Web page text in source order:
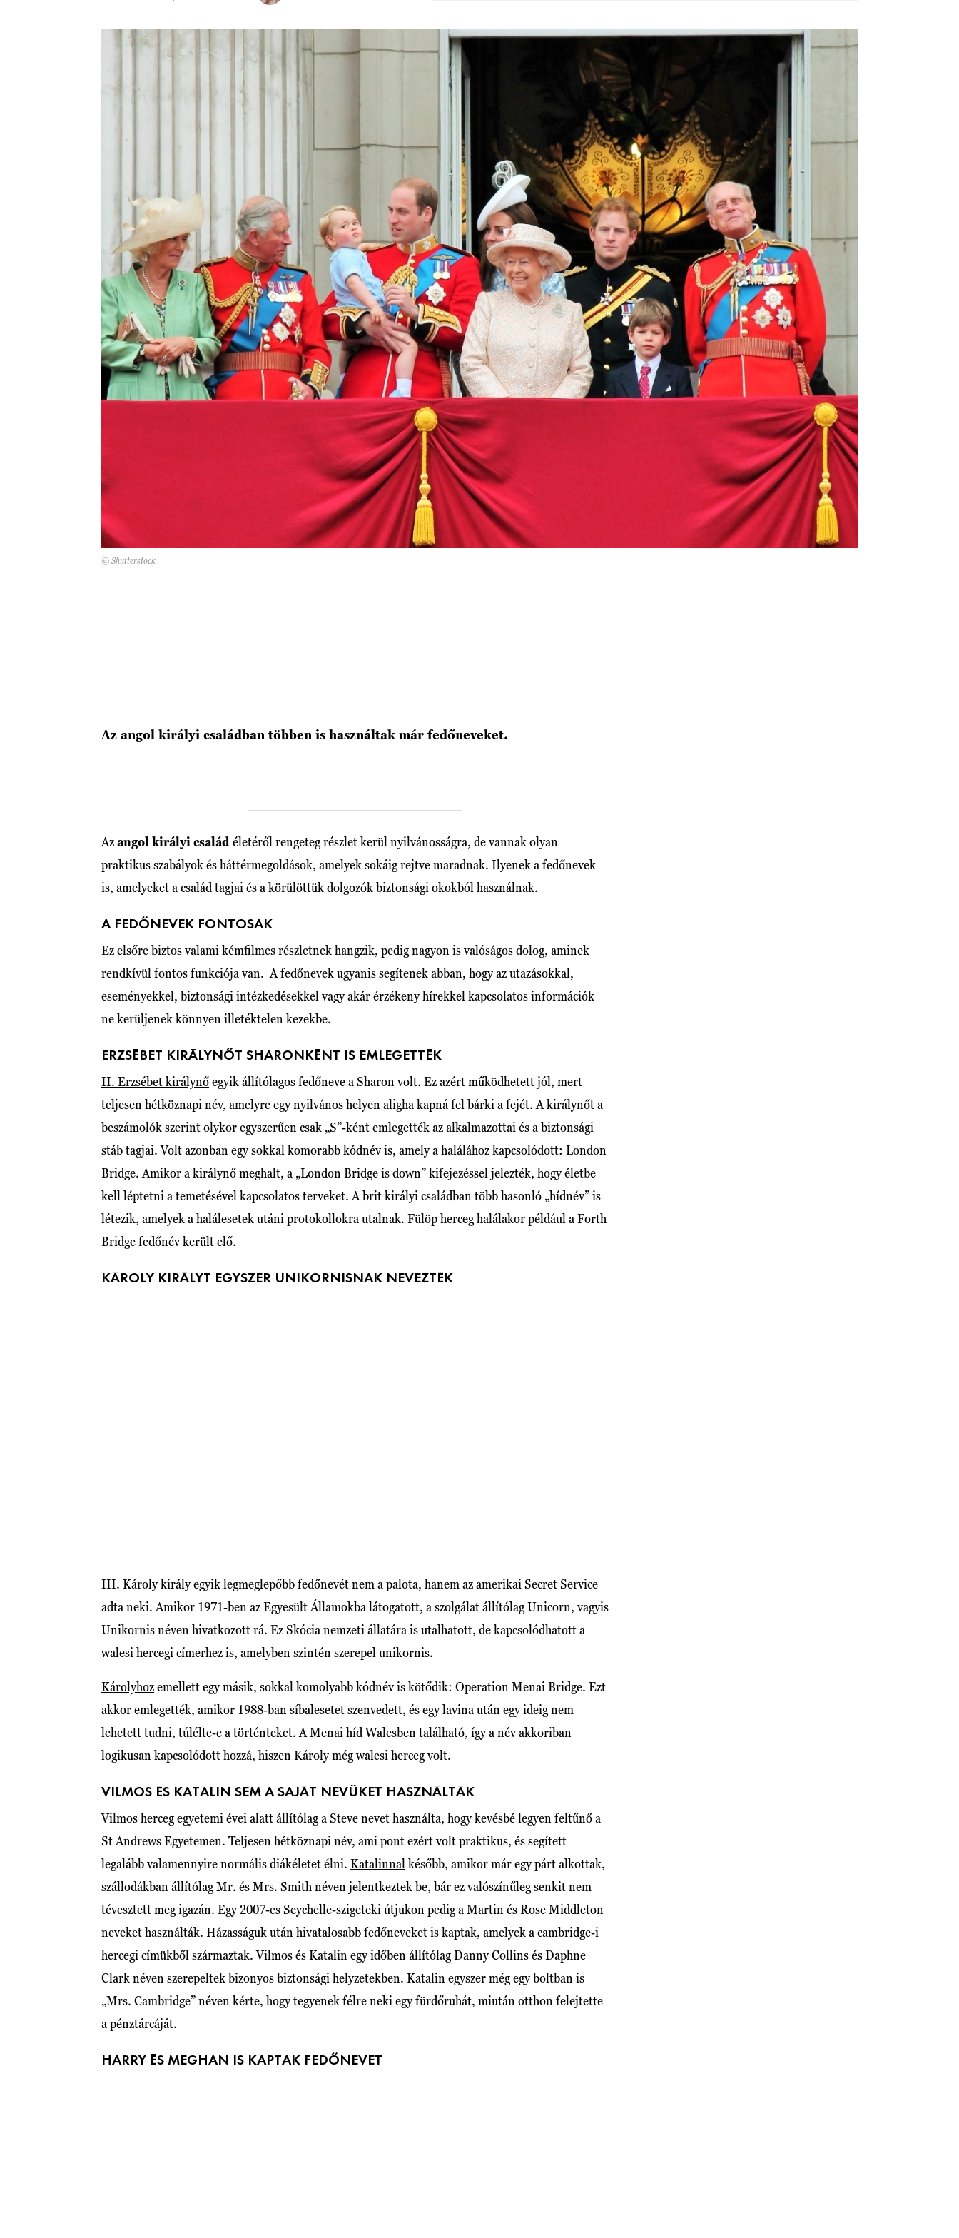
© Shutterstock
Az angol királyi családban többen is használtak már fedőneveket.
Azangol királyi család életéről rengeteg részlet kerül nyilvánosságra, de vannak olyan
praktikus szabályok és háttérmegoldások, amelyek sokáig rejtve maradnak. Ilyenek a fedőnevek
is, amelyeket a család tagjai és a körülöttük dolgozók biztonsági okokból használnak.
A FEDŐNEVEK FONTOSAK
Ez elsőre biztos valami kémfilmes részletnek hangzik, pedig nagyon is valóságos dolog, aminek
rendkívül fontos funkciója van. A fedőnevek ugyanis segítenek abban, hogy az utazásokkal,
eseményekkel, biztonsági intézkedésekkel vagy akár érzékeny hírekkel kapcsolatos információk
ne kerüljenek könnyen illetéktelen kezekbe.
ERZSÉBET KIRÁLYNŐT SHARONKÉNT IS EMLEGETTÉK
II. Erzsébet királynőegyik állítólagos fedőneve a Sharon volt. Ez azért működhetett jól, mert
teljesen hétköznapi név, amelyre egy nyilvános helyen aligha kapná fel bárki a fejét. A királynőt a
beszámolók szerint olykor egyszerűen csak „S”-ként emlegették az alkalmazottai és a biztonsági
stáb tagjai. Volt azonban egy sokkal komorabb kódnév is, amely a halálához kapcsolódott: London
Bridge. Amikor a királynő meghalt, a „London Bridge is down” kifejezéssel jelezték, hogy életbe
kell léptetni a temetésével kapcsolatos terveket. A brit királyi családban több hasonló „hídnév” is
létezik, amelyek a halálesetek utáni protokollokra utalnak. Fülöp herceg halálakor például a Forth
Bridge fedőnév került elő.
KÁROLY KIRÁLYT EGYSZER UNIKORNISNAK NEVEZTÉK
III. Károly király egyik legmeglepőbb fedőnevét nem a palota, hanem az amerikai Secret Service
adta neki. Amikor 1971-ben az Egyesült Államokba látogatott, a szolgálat állítólag Unicorn, vagyis
Unikornis néven hivatkozott rá. Ez Skócia nemzeti állatára is utalhatott, de kapcsolódhatott a
walesi hercegi címerhez is, amelyben szintén szerepel unikornis.
Károlyhozemellett egy másik, sokkal komolyabb kódnév is kötődik: Operation Menai Bridge. Ezt
akkor emlegették, amikor 1988-ban síbalesetet szenvedett, és egy lavina után egy ideig nem
lehetett tudni, túlélte-e a történteket. A Menai híd Walesben található, így a név akkoriban
logikusan kapcsolódott hozzá, hiszen Károly még walesi herceg volt.
VILMOS ÉS KATALIN SEM A SAJÁT NEVÜKET HASZNÁLTÁK
Vilmos herceg egyetemi évei alatt állítólag a Steve nevet használta, hogy kevésbé legyen feltűnő a
St Andrews Egyetemen. Teljesen hétköznapi név, ami pont ezért volt praktikus, és segített
legalább valamennyire normális diákéletet élni. Katalinnal később, amikor már egy párt alkottak,
szállodákban állítólag Mr. és Mrs. Smith néven jelentkeztek be, bár ez valószínűleg senkit nem
tévesztett meg igazán. Egy 2007-es Seychelle-szigeteki útjukon pedig a Martin és Rose Middleton
neveket használták. Házasságuk után hivatalosabb fedőneveket is kaptak, amelyek a cambridge-i
hercegi címükből származtak. Vilmos és Katalin egy időben állítólag Danny Collins és Daphne
Clark néven szerepeltek bizonyos biztonsági helyzetekben. Katalin egyszer még egy boltban is
„Mrs. Cambridge” néven kérte, hogy tegyenek félre neki egy fürdőruhát, miután otthon felejtette
a pénztárcáját.
HARRY ÉS MEGHAN IS KAPTAK FEDŐNEVET